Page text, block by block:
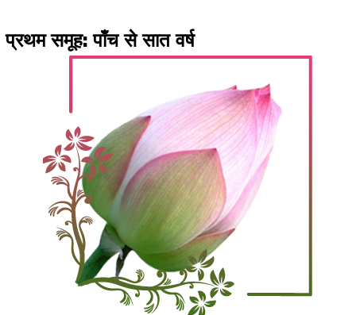
प्रथम समूह: पाँच से सात वर्ष